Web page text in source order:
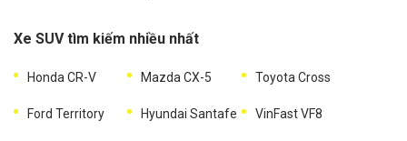
Xe SUV tìm kiếm nhiều nhất
Honda CR-V Mazda CX-5 Toyota Cross
Ford Territory Hyundai Santafe VinFast VF8